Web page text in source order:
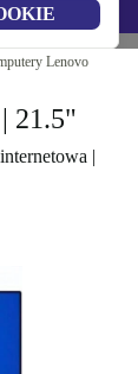
Lenovo
21.5"
|